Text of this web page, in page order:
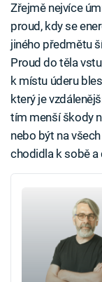
Zřejmě nejvíce
proud, kdy se
jiného předmětu
Proud do těla
k místu úderu
který je
tím menší škody
nebo být na
chodidla k sobě a